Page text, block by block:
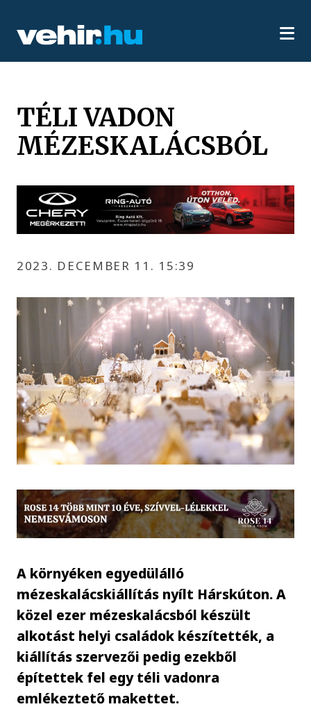
TÉLI VADON
MÉZESKALÁCSBÓL
2023. DECEMBER 11. 15:39
A környéken egyedülálló
mézeskalácskiállítás nyílt Hárskúton. A
közel ezer mézeskalácsból készült
alkotást helyi családok készítették, a
kiállítás szervezői pedig ezekből
építettek fel egy téli vadonra
emlékeztető makettet.